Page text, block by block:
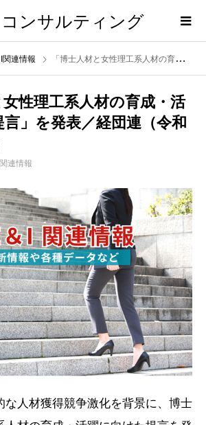
ンサルティング
関連情報 「博士人材と女性理工系人材の育成・活躍に向けた提言」を発表／経団連（令和6年2月20日）
女性理工系人材の育成・活
」を発表／経団連（令和
連情報
な人材獲得競争激化を背景に、博士